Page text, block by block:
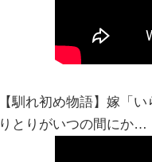
【馴れ初め物語】嫁「
りとりがいつの間にか…